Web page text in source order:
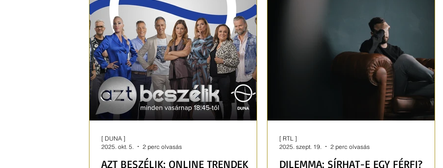
AZT BESZÉLIK: ONLINE TRENDEK
[ DUNA ]
2025. okt. 5.
2 perc olvasás
DILEMMA: SÍRHAT-E EGY FÉRFI?
[ RTL ]
2025. szept. 19.
2 perc olvasás